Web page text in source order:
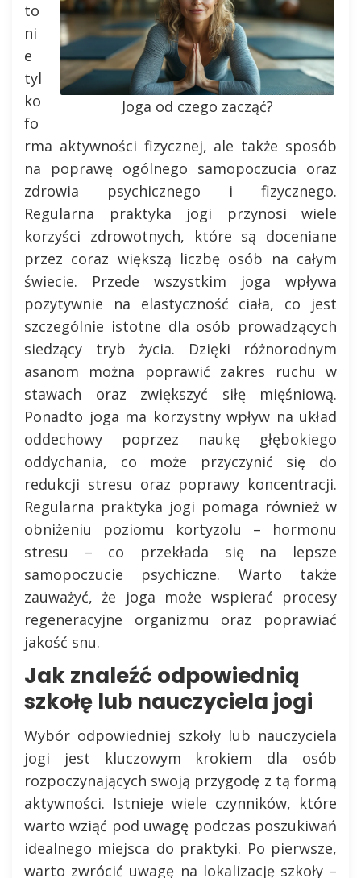
Joga od czego zacząć?
to
ni
e
tyl
ko
fo
rma aktywności fizycznej, ale także sposób
na poprawę ogólnego samopoczucia oraz
zdrowia psychicznego i fizycznego.
Regularna praktyka jogi przynosi wiele
korzyści zdrowotnych, które są doceniane
przez coraz większą liczbę osób na całym
świecie. Przede wszystkim joga wpływa
pozytywnie na elastyczność ciała, co jest
szczególnie istotne dla osób prowadzących
siedzący tryb życia. Dzięki różnorodnym
asanom można poprawić zakres ruchu w
stawach oraz zwiększyć siłę mięśniową.
Ponadto joga ma korzystny wpływ na układ
oddechowy poprzez naukę głębokiego
oddychania, co może przyczynić się do
redukcji stresu oraz poprawy koncentracji.
Regularna praktyka jogi pomaga również w
obniżeniu poziomu kortyzolu – hormonu
stresu – co przekłada się na lepsze
samopoczucie psychiczne. Warto także
zauważyć, że joga może wspierać procesy
regeneracyjne organizmu oraz poprawiać
jakość snu.
Jak znaleźć odpowiednią
szkołę lub nauczyciela jogi
Wybór odpowiedniej szkoły lub nauczyciela
jogi jest kluczowym krokiem dla osób
rozpoczynających swoją przygodę z tą formą
aktywności. Istnieje wiele czynników, które
warto wziąć pod uwagę podczas poszukiwań
idealnego miejsca do praktyki. Po pierwsze,
warto zwrócić uwagę na lokalizację szkoły –